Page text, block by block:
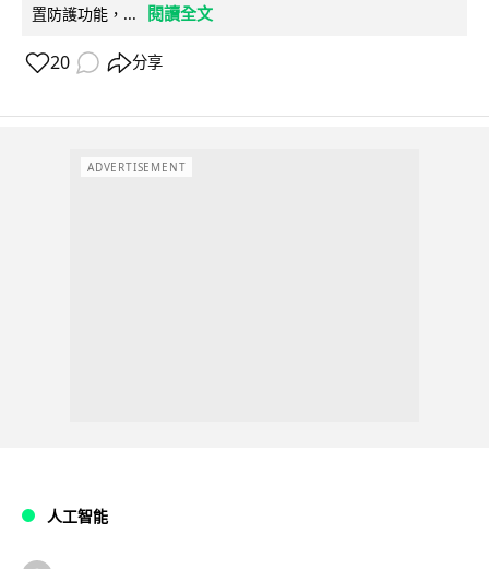
置防護功能，...
閱讀全文
20 分享
ADVERTISEMENT
人工智能